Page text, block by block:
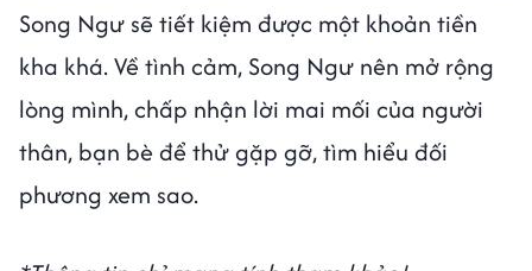
những người độc thân khép lòng, không muốn
giao tiếp cũng chẳng màng tới chuyện yêu
đương, chỉ muốn tận hưởng cuộc sống độc
thân của mình.